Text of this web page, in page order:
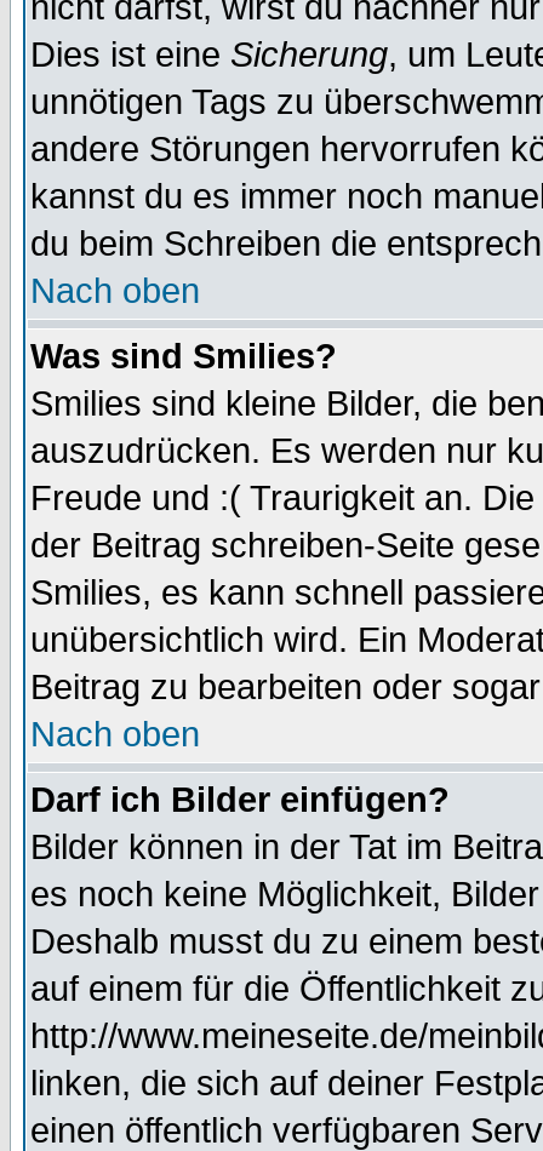
Dies ist eine Sicherung, um
unnötigen Tags zu
andere Störungen hervorrufen
kannst du es immer noch
du beim Schreiben die
Nach oben
Was sind Smilies?
Smilies sind kleine Bilder, die
auszudrücken. Es werden nur
Freude und :( Traurigkeit an.
der Beitrag schreiben-Seite
Smilies, es kann schnell
unübersichtlich wird. Ein
Beitrag zu bearbeiten oder
Nach oben
Darf ich Bilder einfügen?
Bilder können in der Tat im
es noch keine Möglichkeit,
Deshalb musst du zu einem
auf einem für die Öffentlichkeit
http://www.meineseite.de/
linken, die sich auf deiner
einen öffentlich verfügbaren